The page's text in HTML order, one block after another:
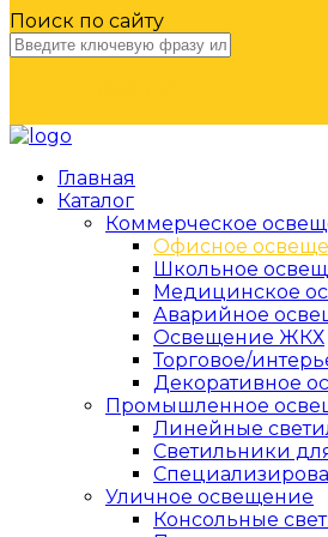
Поиск по сайту
Главная
Каталог
Коммерческое
Офисное
Школьное
Медицинское
Аварийное
Освещение ЖКХ
Торговое/
Декоративное
Промышленное
Линейные
Светильники
Уличное освещение
Консольные